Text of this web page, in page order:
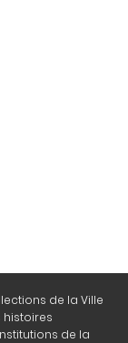
de la Ville
histoires
de la